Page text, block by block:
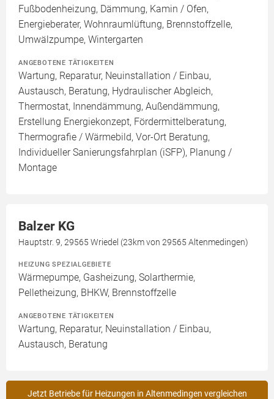
Fußbodenheizung, Dämmung, Kamin / Ofen,
Energieberater, Wohnraumlüftung, Brennstoffzelle,
Umwälzpumpe, Wintergarten
ANGEBOTENE TÄTIGKEITEN
Wartung, Reparatur, Neuinstallation / Einbau,
Austausch, Beratung, Hydraulischer Abgleich,
Thermostat, Innendämmung, Außendämmung,
Erstellung Energiekonzept, Fördermittelberatung,
Thermografie / Wärmebild, Vor-Ort Beratung,
Individueller Sanierungsfahrplan (iSFP), Planung /
Montage
Balzer KG
Hauptstr. 9, 29565 Wriedel (23km von 29565 Altenmedingen)
HEIZUNG SPEZIALGEBIETE
Wärmepumpe, Gasheizung, Solarthermie,
Pelletheizung, BHKW, Brennstoffzelle
ANGEBOTENE TÄTIGKEITEN
Wartung, Reparatur, Neuinstallation / Einbau,
Austausch, Beratung
Jetzt Betriebe für Heizungen in Altenmedingen vergleichen